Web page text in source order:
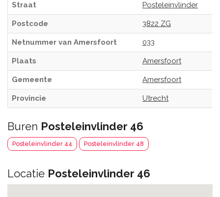
Straat Posteleinvlinder
Postcode 3822 ZG
Netnummer van Amersfoort 033
Plaats Amersfoort
Gemeente Amersfoort
Provincie Utrecht
Buren Posteleinvlinder 46
Posteleinvlinder 44 Posteleinvlinder 48
Locatie Posteleinvlinder 46